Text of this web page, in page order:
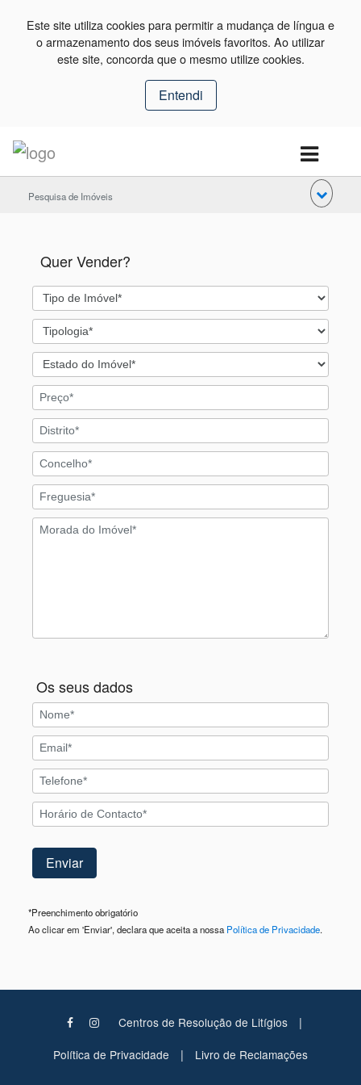
Este site utiliza cookies para permitir a mudança de língua e
o armazenamento dos seus imóveis favoritos. Ao utilizar
este site, concorda que o mesmo utilize cookies.
Entendi
Pesquisa de Imóveis
Quer Vender?
Os seus dados
*Preenchimento obrigatório
Ao clicar em 'Enviar', declara que aceita a nossa Política de Privacidade.
Centros de Resolução de Litígios |
Política de Privacidade | Livro de Reclamações